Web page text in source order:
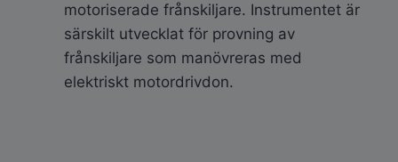
motoriserade frånskiljare. Instrumentet är
särskilt utvecklat för provning av
frånskiljare som manövreras med
elektriskt motordrivdon.